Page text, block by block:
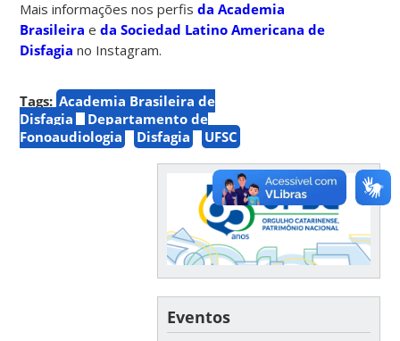
Mais informações nos perfisda Academia
Brasileira eda Sociedad Latino Americana de
Disfagia no Instagram.
Tags: Academia Brasileira de
Disfagia
Departamento de
Fonoaudiologia
Disfagia UFSC
Eventos